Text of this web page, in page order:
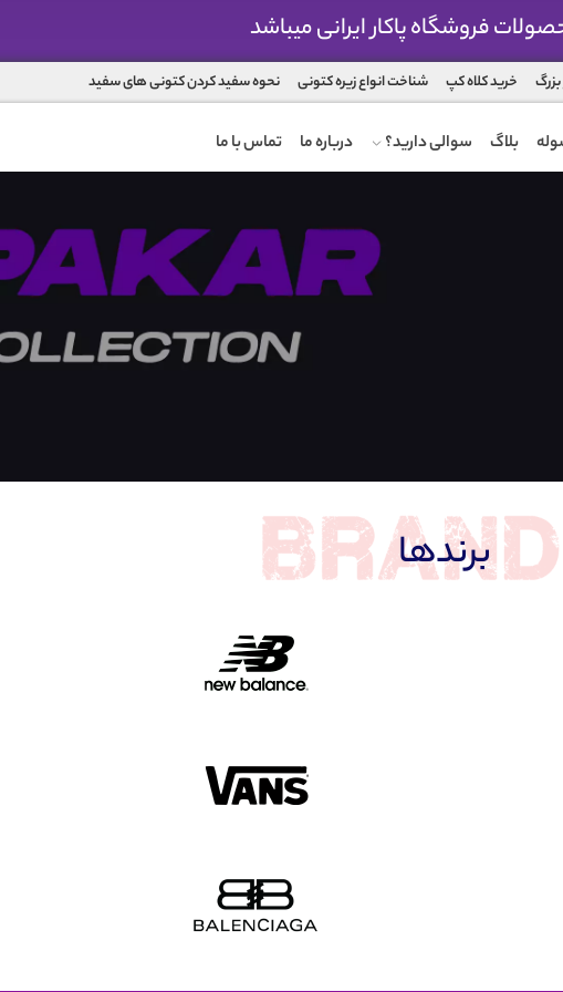
فروشگاه پاکار ایرانی میباشد
خرید کلاه کپ شناخت انواع زیره کتونی نحوه سفید کردن کتونی های سفید
بلاگ سوالی دارید؟ درباره ما تماس با ما
برندها